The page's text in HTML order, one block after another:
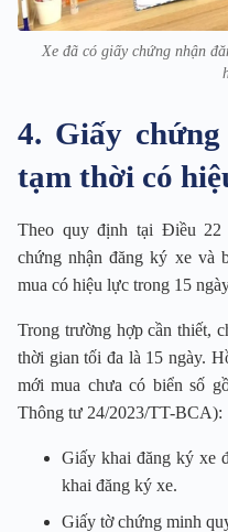
Xe đã có giấy chứng nhận
4. Giấy
tạm thời có
Theo quy định tại Điều 22
chứng nhận đăng ký xe và
mua có hiệu lực trong 15
Trong trường hợp cần thiết,
thời gian tối đa là 15 ngày.
mới mua chưa có biển số
Thông tư 24/2023/TT-BCA):
Giấy khai đăng ký xe
khai đăng ký xe.
Giấy tờ chứng minh